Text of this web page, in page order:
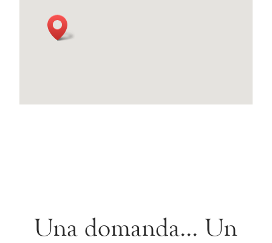
Una domanda... Un